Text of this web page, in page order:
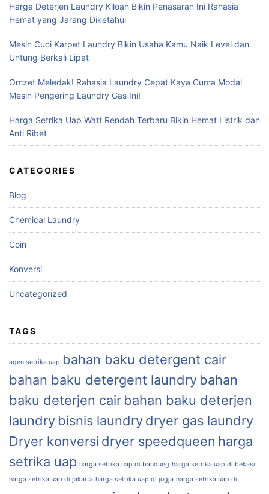
Harga Deterjen Laundry Kiloan Bikin Penasaran Ini Rahasia
Hemat yang Jarang Diketahui
Mesin Cuci Karpet Laundry Bikin Usaha Kamu Naik Level dan
Untung Berkali Lipat
Omzet Meledak! Rahasia Laundry Cepat Kaya Cuma Modal
Mesin Pengering Laundry Gas Ini!
Harga Setrika Uap Watt Rendah Terbaru Bikin Hemat Listrik dan
Anti Ribet
CATEGORIES
Blog
Chemical Laundry
Coin
Konversi
Uncategorized
TAGS
agen setrika uap bahan baku detergent cair
bahan baku detergent laundry bahan
baku deterjen cair bahan baku deterjen
laundry bisnis laundrydryer gas laundry
Dryer konversi dryer speedqueen harga
setrika uap harga setrika uap di bandung harga setrika uap di bekasi
harga setrika uap di jakarta harga setrika uap di jogja harga setrika uap di